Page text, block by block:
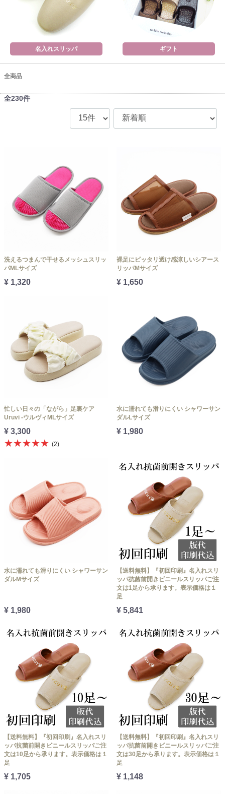
名入れスリッパ ギフト
全商品
全230件
洗えるつまんで干せるメッシュスリッ
パMLサイズ
¥ 1,320
裸足にピッタリ透け感涼しいシアース
リッパMサイズ
¥ 1,650
忙しい日々の「ながら」足裏ケア
Uruvi -ウルヴィMLサイズ
¥ 3,300
★★★★★ (2)
水に濡れても滑りにくい シャワーサン
ダルLサイズ
¥ 1,980
水に濡れても滑りにくい シャワーサン
ダルMサイズ
¥ 1,980
【送料無料】『初回印刷』名入れスリ
ッパ抗菌前開きビニールスリッパご注
文は1足から承ります。表示価格は１
足
¥ 5,841
【送料無料】『初回印刷』名入れスリ
ッパ抗菌前開きビニールスリッパご注
文は10足から承ります。表示価格は１
足
¥ 1,705
【送料無料】『初回印刷』名入れスリ
ッパ抗菌前開きビニールスリッパご注
文は30足から承ります。表示価格は１
足
¥ 1,148